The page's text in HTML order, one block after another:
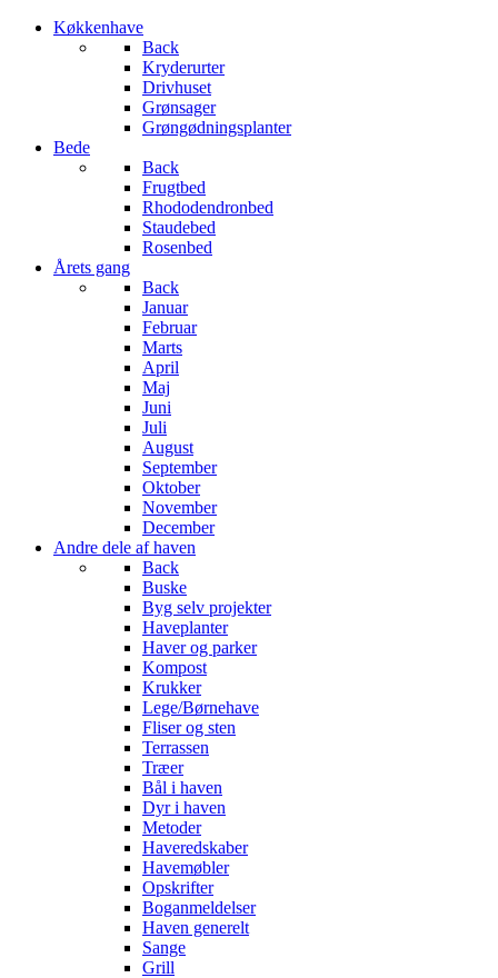
Køkkenhave
Back
Kryderurter
Drivhuset
Grønsager
Grøngødningsplanter
Bede
Back
Frugtbed
Rhododendronbed
Staudebed
Rosenbed
Årets gang
Back
Januar
Februar
Marts
April
Maj
Juni
Juli
August
September
Oktober
November
December
Andre dele af haven
Back
Buske
Byg selv projekter
Haveplanter
Haver og parker
Kompost
Krukker
Lege/Børnehave
Fliser og sten
Terrassen
Træer
Bål i haven
Dyr i haven
Metoder
Haveredskaber
Havemøbler
Opskrifter
Boganmeldelser
Haven generelt
Sange
Grill